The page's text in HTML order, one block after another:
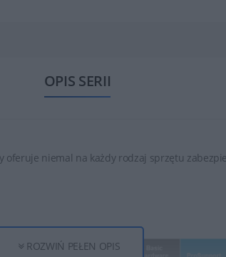
OPIS SERII
oferuje niemal na każdy rodzaj sprzętu
ROZWIŃ PEŁEN OPIS